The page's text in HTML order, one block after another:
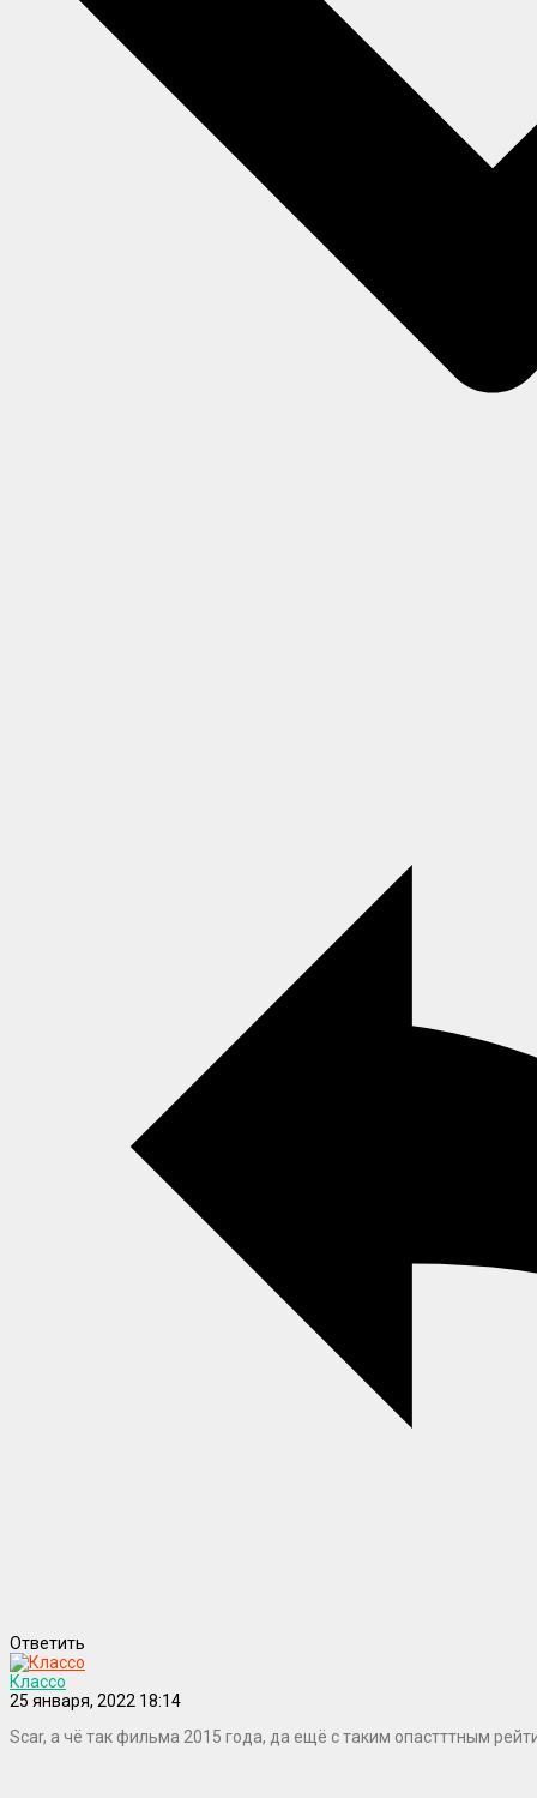
Ответить
Классо
25 января, 2022 18:14
Scar, а чё так фильма 2015 года, да ещё с таким опастттным